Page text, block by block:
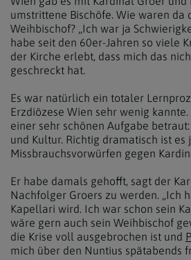
umstrittene Bischöfe. Wie waren da
Weihbischof? „Ich war ja
habe seit den 60er-Jahren so viele
der Kirche erlebt, dass mich das
geschreckt hat.
Es war natürlich ein totaler
Erzdiözese Wien sehr wenig
einer sehr schönen Aufgabe
und Kultur. Richtig dramatisch ist es
Missbrauchsvorwürfen gegen
Er habe damals gehofft, sagt der
Nachfolger Groers zu werden. „Ich
Kapellari wird. Ich war schon sein
wäre gern auch sein Weihbischof
die Krise voll ausgebrochen ist und
mich über den Nuntius spätabends